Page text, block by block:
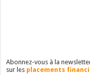
Abonnez-vous à la
sur les placements